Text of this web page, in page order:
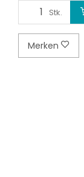
Stk.
Merken